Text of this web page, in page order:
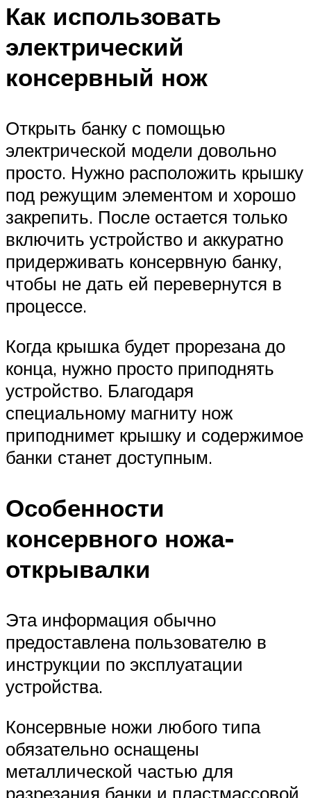
Как использовать
электрический
консервный нож
Открыть банку с помощью
электрической модели довольно
просто. Нужно расположить крышку
под режущим элементом и хорошо
закрепить. После остается только
включить устройство и аккуратно
придерживать консервную банку,
чтобы не дать ей перевернутся в
процессе.
Когда крышка будет прорезана до
конца, нужно просто приподнять
устройство. Благодаря
специальному магниту нож
приподнимет крышку и содержимое
банки станет доступным.
Особенности
консервного ножа-
открывалки
Эта информация обычно
предоставлена пользователю в
инструкции по эксплуатации
устройства.
Консервные ножи любого типа
обязательно оснащены
металлической частью для
разрезания банки и пластмассовой